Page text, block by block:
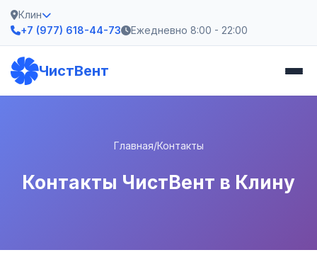
Клин
+7 (977) 618-44-73
Ежедневно 8:00 - 22:00
ЧистВент
Главная/Контакты
Контакты ЧистВент в Клину